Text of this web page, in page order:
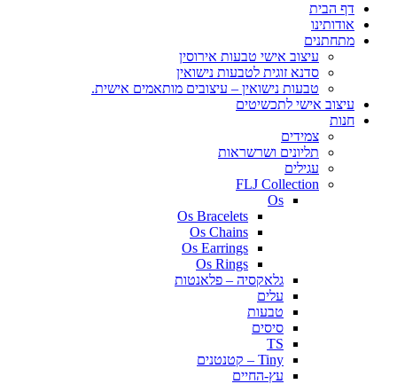
דף הבית
אודותינו
מתחתנים
עיצוב אישי טבעות אירוסין
סדנא זוגית לטבעות נישואין
טבעות נישואין – עיצובים מותאמים אישית.
עיצוב אישי לתכשיטים
חנות
צמידים
תליונים ושרשראות
עגילים
FLJ Collection
Os
Os Bracelets
Os Chains
Os Earrings
Os Rings
גלאקסיה – פלאנטות
עלים
טבעות
סיסים
TS
Tiny – קטנטנים
עץ-החיים